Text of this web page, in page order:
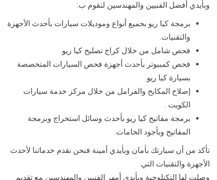
وبأيدي أفضل الفنيين والمهندسين لنقوم ب:
برمجة كيا ريو بجميع أنواع وموديلات سيارات بأحدث الأجهزة
والتقنيات.
فحص شامل من خلال كراج تصليح كيا ريو.
فحص كمبيوتر بأحدث أجهزة فحص السيارات المتخصصة
بسيارة كيا ريو.
إصلاح المكابح والفرامل من خلال مركز خدمة سيارات
الكويت .
برمجة مفاتيح كيا ريو بأحدث وسائل استخراج وبرمجة
المفاتيح وبأجود الخامات.
تأكد من أن سيارتك بأمان وبأيدي أمينة فنحن نقدم خدماتنا لأحدث
الأجهزة والتقنيات التي
وصلت لها التكنلوجية وبأيدي أمهر الفنيين والمهندسين مع تقديم